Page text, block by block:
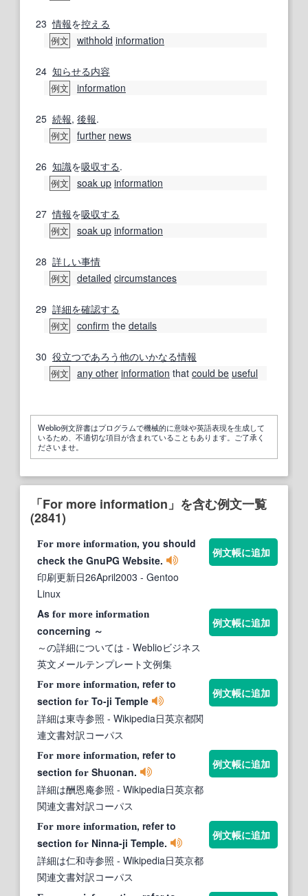
23 情報を控える
例文 withhold information
24 知らせる内容
例文 information
25 続報, 後報.
例文 further news
26 知識を吸収する.
例文 soak up information
27 情報を吸収する
例文 soak up information
28 詳しい事情
例文 detailed circumstances
29 詳細を確認する
例文 confirm the details
30 役立つであろう他のいかなる情報
例文 any other information that could be useful
Weblio例文辞書はプログラムで機械的に意味や英語表現を生成して
いるため、不適切な項目が含まれていることもあります。ご了承く
ださいませ。
「For more information」を含む例文一覧
(2841)
For more information, you should
check the GnuPG Website.
印刷更新日26April2003 - Gentoo
Linux
例文帳に追加
As for more information
concerning ～
～の詳細については - Weblioビジネス
英文メールテンプレート文例集
例文帳に追加
For more information, refer to
section for To-ji Temple
詳細は東寺参照 - Wikipedia日英京都関
連文書対訳コーパス
例文帳に追加
For more information, refer to
section for Shuonan.
詳細は酬恩庵参照 - Wikipedia日英京都
関連文書対訳コーパス
例文帳に追加
For more information, refer to
section for Ninna-ji Temple.
詳細は仁和寺参照 - Wikipedia日英京都
関連文書対訳コーパス
例文帳に追加